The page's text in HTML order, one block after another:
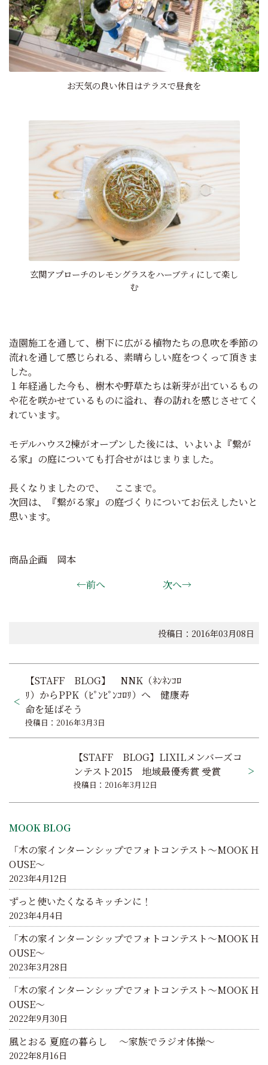
お天気の良い休日はテラスで昼食を
玄関アプローチのレモングラスをハーブティにして楽し
む
造園施工を通して、樹下に広がる植物たちの息吹を季節の
流れを通して感じられる、素晴らしい庭をつくって頂きま
した。
１年経過した今も、樹木や野草たちは新芽が出ているもの
や花を咲かせているものに溢れ、春の訪れを感じさせてく
れています。
モデルハウス2棟がオープンした後には、いよいよ『繋が
る家』の庭についても打合せがはじまりました。
長くなりましたので、 ここまで。
次回は、『繋がる家』の庭づくりについてお伝えしたいと
思います。
商品企画 岡本
←前へ
次へ→
投稿日：2016年03月08日
稿
ナ
ビ
シ
ョ
ン
【STAFF BLOG】 NNK（ﾈﾝﾈﾝｺﾛ
ﾘ）からPPK（ﾋﾟﾝﾋﾟﾝｺﾛﾘ）へ 健康寿
命を延ばそう
投稿日：2016年3月3日
【STAFF BLOG】LIXILメンバーズコ
ンテスト2015 地域最優秀賞 受賞
投稿日：2016年3月12日
MOOK BLOG
「木の家インターンシップでフォトコンテスト～MOOK H
OUSE～
2023年4月12日
ずっと使いたくなるキッチンに！
2023年4月4日
「木の家インターンシップでフォトコンテスト～MOOK H
OUSE～
2023年3月28日
「木の家インターンシップでフォトコンテスト～MOOK H
OUSE～
2022年9月30日
風とおる 夏庭の暮らし ～家族でラジオ体操～
2022年8月16日